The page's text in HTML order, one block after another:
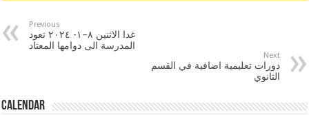
Previous
غدا الاثنين ٨–١- ٢٠٢٤ تعود
المدرسة الى دوامها المعتاد
Next
دورات تعليمية اضافية في القسم
الثانوي
Calendar